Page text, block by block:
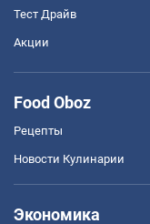
Тест Драйв
Акции
Food Oboz
Рецепты
Новости Кулинарии
Экономика